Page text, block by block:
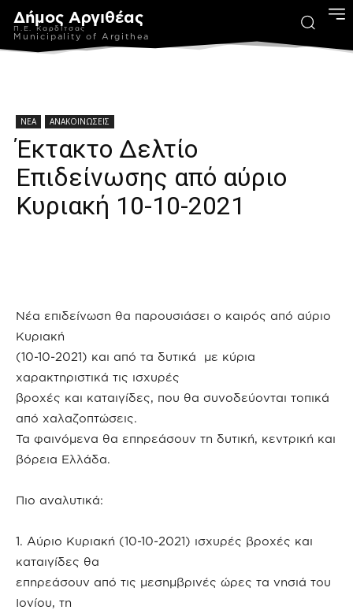
Δήμος Αργιθέας
Π.Ε. Καρδίτσας
Municipality of Argithea
ΝΕΑ ΑΝΑΚΟΙΝΩΣΕΙΣ
Έκτακτο Δελτίο
Επιδείνωσης από αύριο
Κυριακή 10-10-2021
Νέα επιδείνωση θα παρουσιάσει ο καιρός από αύριο
Κυριακή
(10-10-2021) και από τα δυτικά με κύρια
χαρακτηριστικά τις ισχυρές
βροχές και καταιγίδες, που θα συνοδεύονται τοπικά
από χαλαζοπτώσεις.
Τα φαινόμενα θα επηρεάσουν τη δυτική, κεντρική και
βόρεια Ελλάδα.
Πιο αναλυτικά:
1. Αύριο Κυριακή (10-10-2021) ισχυρές βροχές και
καταιγίδες θα
επηρεάσουν από τις μεσημβρινές ώρες τα νησιά του
Ιονίου, τη